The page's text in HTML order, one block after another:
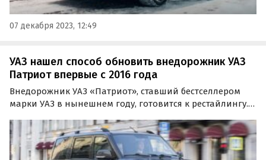
07 декабря 2023, 12:49
УАЗ нашел способ обновить внедорожник УАЗ
Патриот впервые с 2016 года
Внедорожник УАЗ «Патриот», ставший бестселлером
марки УАЗ в нынешнем году, готовится к рестайлингу. О
рассказали представители завода, отвечая на
комментарий под постом о «Патриоте» в
официальной…